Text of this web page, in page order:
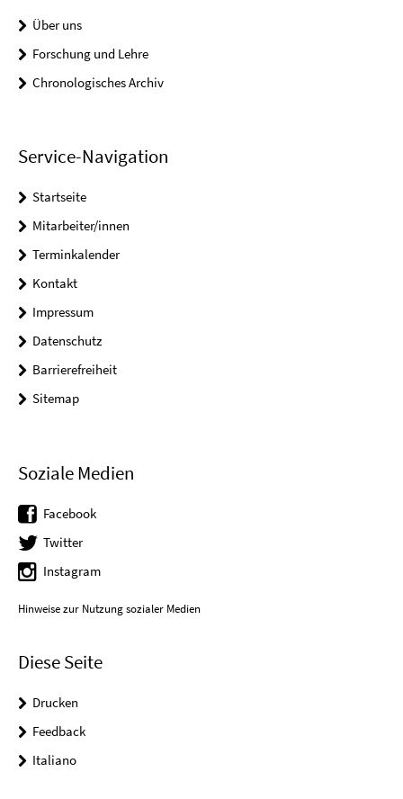
Über uns
Forschung und Lehre
Chronologisches Archiv
Service-Navigation
Startseite
Mitarbeiter/innen
Terminkalender
Kontakt
Impressum
Datenschutz
Barrierefreiheit
Sitemap
Soziale Medien
Facebook
Twitter
Instagram
Hinweise zur Nutzung sozialer Medien
Diese Seite
Drucken
Feedback
Italiano